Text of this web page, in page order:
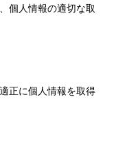
個人情報の適切な取
正に個人情報を取得